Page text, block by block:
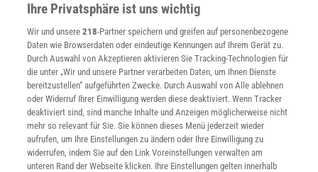
WEITERE NEUERSCHEINUNGEN SPEKTRUM SHOP
Spektrum.de-Newsletter abonnieren
JETZT ANMELDEN!
Sie können unsere Newsletter jederzeit wieder abbestellen. Infos zu unserem Umgang
mit Ihren personenbezogenen Daten finden Sie in unsererDatenschutzerklärung.
Ihre Privatsphäre ist uns wichtig
Wir und unsere218-Partner speichern und greifen auf personenbezogene
Daten wie Browserdaten oder eindeutige Kennungen auf Ihrem Gerät zu.
Durch Auswahl von Akzeptieren aktivieren Sie Tracking-Technologien für
die unter „Wir und unsere Partner verarbeiten Daten, um Ihnen Dienste
bereitzustellen“ aufgeführten Zwecke. Durch Auswahl von Alle ablehnen
oder Widerruf Ihrer Einwilligung werden diese deaktiviert. Wenn Tracker
deaktiviert sind, sind manche Inhalte und Anzeigen möglicherweise nicht
mehr so relevant für Sie. Sie können dieses Menü jederzeit wieder
aufrufen, um Ihre Einstellungen zu ändern oder Ihre Einwilligung zu
widerrufen, indem Sie auf den Link Voreinstellungen verwalten am
unteren Rand der Webseite klicken. Ihre Einstellungen gelten innerhalb